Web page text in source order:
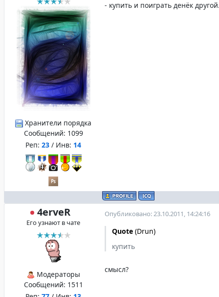
Хранители порядка
Сообщений: 1099
Реп: 23 / Инв: 14
- купить и поиграть денёк
4erveR
Его узнают в чате
Модераторы
Сообщений: 1511
Опубликовано: 23.10.2011, 14:24:16
Quote (Drun)
купить
смысл?